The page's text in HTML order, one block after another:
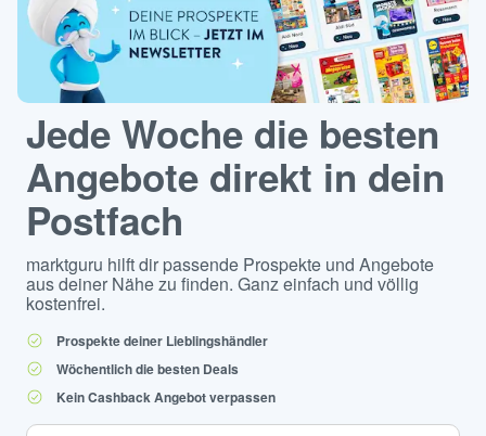
Jede Woche die besten
Angebote direkt in dein
Postfach
marktguru hilft dir passende Prospekte und Angebote
aus deiner Nähe zu finden. Ganz einfach und völlig
kostenfrei.
Prospekte deiner Lieblingshändler
Wöchentlich die besten Deals
Kein Cashback Angebot verpassen